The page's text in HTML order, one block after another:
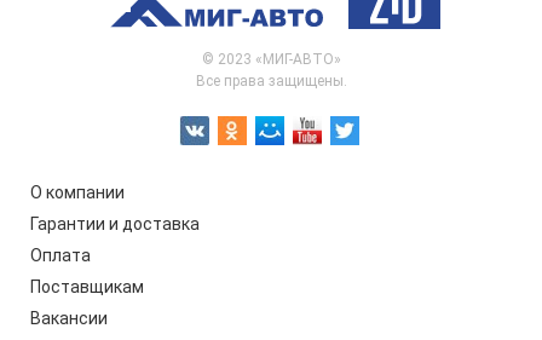
© 2023 «МИГ-АВТО»
Все права защищены.
О компании
Гарантии и доставка
Оплата
Поставщикам
Вакансии